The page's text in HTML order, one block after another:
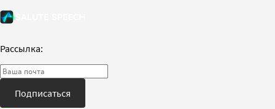
Рассылка:
Подписаться